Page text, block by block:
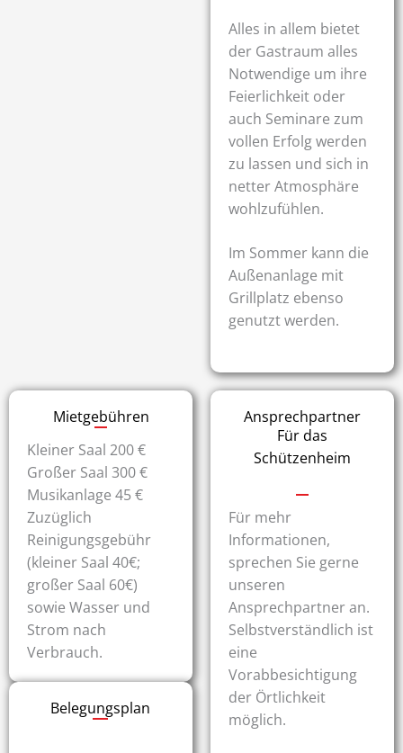
Alles in allem bietet
der Gastraum alles
Notwendige um ihre
Feierlichkeit oder
auch Seminare zum
vollen Erfolg werden
zu lassen und sich in
netter Atmosphäre
wohlzufühlen.
Im Sommer kann die
Außenanlage mit
Grillplatz ebenso
genutzt werden.
Mietgebühren
Kleiner Saal 200 €
Großer Saal 300 €
Musikanlage 45 €
Zuzüglich
Reinigungsgebühr
(kleiner Saal 40€;
großer Saal 60€)
sowie Wasser und
Strom nach
Verbrauch.
Belegungsplan
Ansprechpartner
Für das
Schützenheim
Für mehr
Informationen,
sprechen Sie gerne
unseren
Ansprechpartner an.
Selbstverständlich ist
eine
Vorabbesichtigung
der Örtlichkeit
möglich.